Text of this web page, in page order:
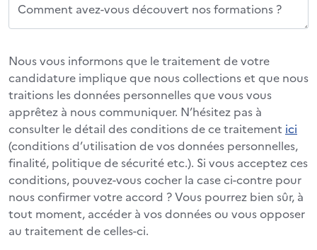
Comment avez-vous découvert nos formations ?
Nous vous informons que le traitement de votre
candidature implique que nous collections et que nous
traitions les données personnelles que vous vous
apprêtez à nous communiquer. N’hésitez pas à
consulter le détail des conditions de ce traitement ici
(conditions d’utilisation de vos données personnelles,
finalité, politique de sécurité etc.). Si vous acceptez ces
conditions, pouvez-vous cocher la case ci-contre pour
nous confirmer votre accord ? Vous pourrez bien sûr, à
tout moment, accéder à vos données ou vous opposer
au traitement de celles-ci.